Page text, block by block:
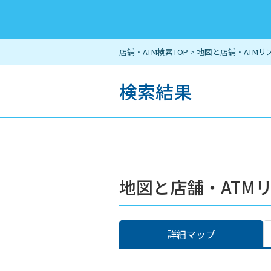
店舗・ATM検索TOP > 地図と店舗・ATMリ
検索結果
地図と店舗・ATM
詳細マップ